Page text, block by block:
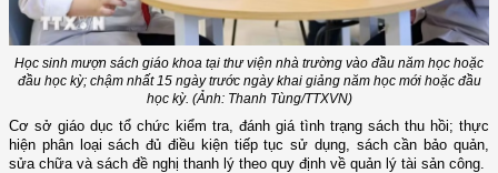
Học sinh mượn sách giáo khoa tại thư viện nhà trường vào đầu năm học hoặc
đầu học kỳ; chậm nhất 15 ngày trước ngày khai giảng năm học mới hoặc đầu
học kỳ. (Ảnh: Thanh Tùng/TTXVN)
Cơ sở giáo dục tổ chức kiểm tra, đánh giá tình trạng sách thu hồi; thực
hiện phân loại sách đủ điều kiện tiếp tục sử dụng, sách cần bảo quản,
sửa chữa và sách đề nghị thanh lý theo quy định về quản lý tài sản công.